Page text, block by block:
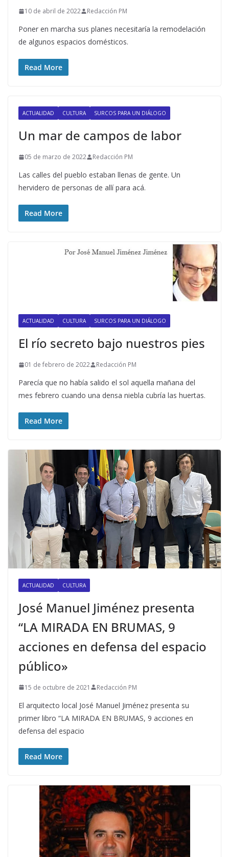
10 de abril de 2022 Redacción PM
Poner en marcha sus planes necesitaría la remodelación
de algunos espacios domésticos.
Read More
ACTUALIDAD CULTURA SURCOS PARA UN DIÁLOGO
Un mar de campos de labor
05 de marzo de 2022 Redacción PM
Las calles del pueblo estaban llenas de gente. Un
hervidero de personas de allí para acá.
Read More
ACTUALIDAD CULTURA SURCOS PARA UN DIÁLOGO
El río secreto bajo nuestros pies
01 de febrero de 2022 Redacción PM
Parecía que no había salido el sol aquella mañana del
mes febrero cuando una densa niebla cubría las huertas.
Read More
ACTUALIDAD CULTURA
José Manuel Jiménez presenta
“LA MIRADA EN BRUMAS, 9
acciones en defensa del espacio
público»
15 de octubre de 2021 Redacción PM
El arquitecto local José Manuel Jiménez presenta su
primer libro “LA MIRADA EN BRUMAS, 9 acciones en
defensa del espacio
Read More